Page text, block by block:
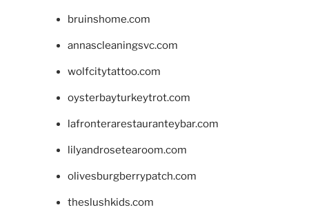
bruinshome.com
annascleaningsvc.com
wolfcitytattoo.com
oysterbayturkeytrot.com
lafronterarestauranteybar.com
lilyandrosetearoom.com
olivesburgberrypatch.com
theslushkids.com